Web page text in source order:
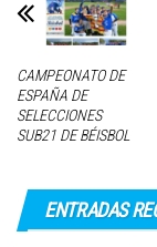
CAMPEONATO DE
ESPAÑA DE
SELECCIONES
SUB21 DE BÉISBOL
ENTRADAS